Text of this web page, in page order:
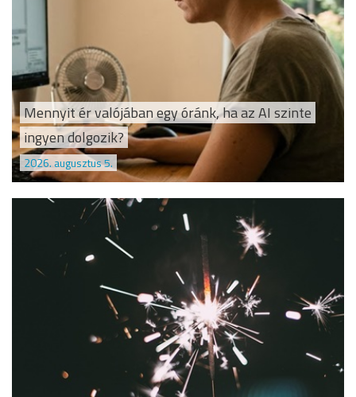
Mennyit ér valójában egy óránk, ha az AI szinte
ingyen dolgozik?
2026. augusztus 5.